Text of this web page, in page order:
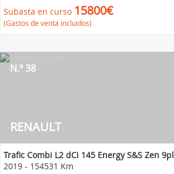
Subasta en curso 15800€
(Gastos de venta incluidos)
RENAULT
N.º 38
Trafic Combi L2 dCi 145 Energy S&S Zen 9pl
2019 - 154531 Km